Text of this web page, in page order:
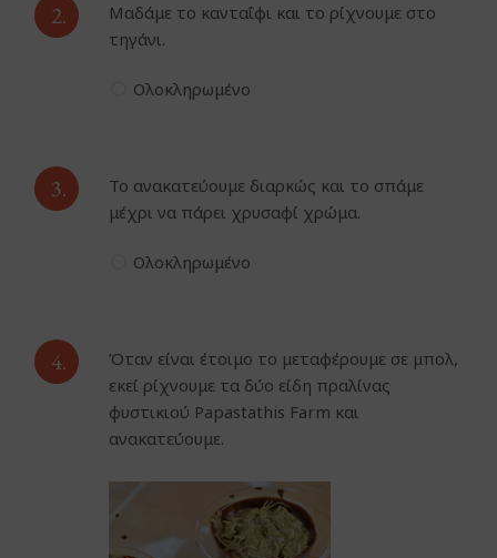
2.
Μαδάμε το κανταΐφι και το ρίχνουμε στο
τηγάνι.
Ολοκληρωμένο
3.
Το ανακατεύουμε διαρκώς και το σπάμε
μέχρι να πάρει χρυσαφί χρώμα.
Ολοκληρωμένο
4.
Όταν είναι έτοιμο το μεταφέρουμε σε μπολ,
εκεί ρίχνουμε τα δύο είδη πραλίνας
φυστικιού Papastathis Farm και
ανακατεύουμε.